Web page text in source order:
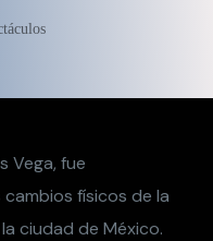
Vega, fue
físicos de la
ciudad de México.